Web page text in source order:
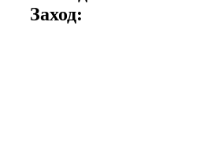
Заход: